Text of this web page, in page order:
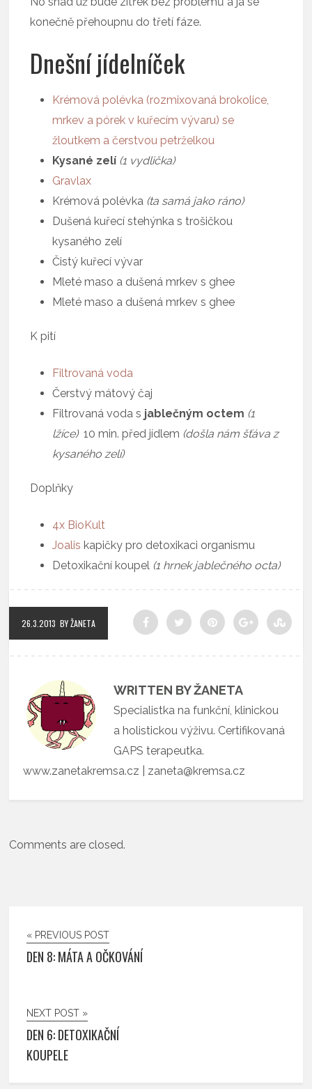
konečně přehoupnu do třetí fáze.
Dnešní jídelníček
Krémová polévka (rozmixovaná brokolice,
mrkev a pórek v kuřecím vývaru) se
žloutkem a čerstvou petrželkou
Kysané zelí (1 vydlička)
Gravlax
Krémová polévka (ta samá jako ráno)
Dušená kuřecí stehýnka s trošičkou
kysaného zelí
Čistý kuřecí vývar
Mleté maso a dušená mrkev s ghee
Mleté maso a dušená mrkev s ghee
K pití
Filtrovaná voda
Čerstvý mátový čaj
Filtrovaná voda s jablečným octem (1
lžíce)10 min. před jídlem (došla nám šťáva z
kysaného zelí)
Doplňky
4x BioKult
Joalis kapičky pro detoxikaci organismu
Detoxikační koupel (1 hrnek jablečného octa)
26.3.2013 BY ŽANETA
WRITTEN BY ŽANETA
Specialistka na funkční, klinickou
a holistickou výživu. Certifikovaná
GAPS terapeutka.
www.zanetakremsa.cz | zaneta@kremsa.cz
Comments are closed.
« PREVIOUS POST
DEN 8: MÁTA A OČKOVÁNÍ
NEXT POST »
DEN 6: DETOXIKAČNÍ
KOUPELE